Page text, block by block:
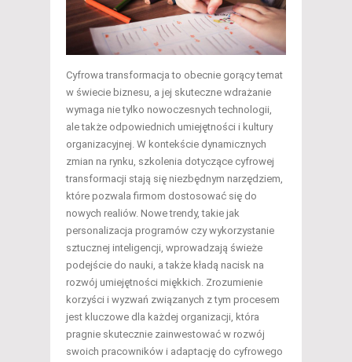
Cyfrowa transformacja to obecnie gorący temat
w świecie biznesu, a jej skuteczne wdrażanie
wymaga nie tylko nowoczesnych technologii,
ale także odpowiednich umiejętności i kultury
organizacyjnej. W kontekście dynamicznych
zmian na rynku, szkolenia dotyczące cyfrowej
transformacji stają się niezbędnym narzędziem,
które pozwala firmom dostosować się do
nowych realiów. Nowe trendy, takie jak
personalizacja programów czy wykorzystanie
sztucznej inteligencji, wprowadzają świeże
podejście do nauki, a także kładą nacisk na
rozwój umiejętności miękkich. Zrozumienie
korzyści i wyzwań związanych z tym procesem
jest kluczowe dla każdej organizacji, która
pragnie skutecznie zainwestować w rozwój
swoich pracowników i adaptację do cyfrowego